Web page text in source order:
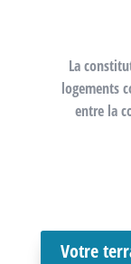
La
logements
entre la
Votre